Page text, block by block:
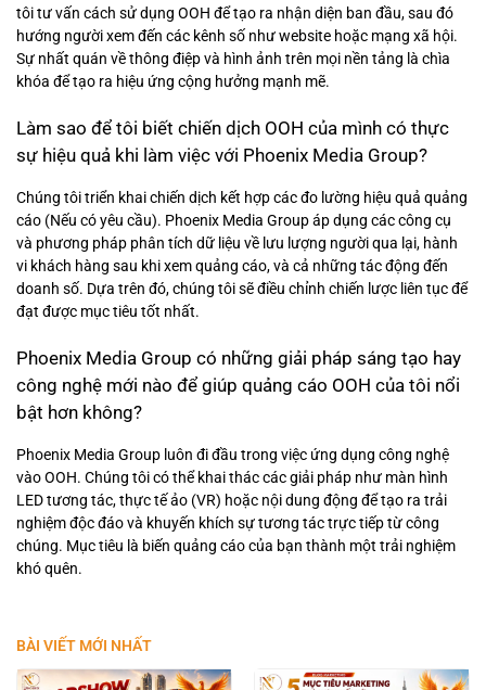
tôi tư vấn cách sử dụng OOH để tạo ra nhận diện ban đầu, sau đó
hướng người xem đến các kênh số như website hoặc mạng xã hội.
Sự nhất quán về thông điệp và hình ảnh trên mọi nền tảng là chìa
khóa để tạo ra hiệu ứng cộng hưởng mạnh mẽ.
Làm sao để tôi biết chiến dịch OOH của mình có thực
sự hiệu quả khi làm việc với Phoenix Media Group?
Chúng tôi triển khai chiến dịch kết hợp các đo lường hiệu quả quảng
cáo (Nếu có yêu cầu). Phoenix Media Group áp dụng các công cụ
và phương pháp phân tích dữ liệu về lưu lượng người qua lại, hành
vi khách hàng sau khi xem quảng cáo, và cả những tác động đến
doanh số. Dựa trên đó, chúng tôi sẽ điều chỉnh chiến lược liên tục để
đạt được mục tiêu tốt nhất.
Phoenix Media Group có những giải pháp sáng tạo hay
công nghệ mới nào để giúp quảng cáo OOH của tôi nổi
bật hơn không?
Phoenix Media Group luôn đi đầu trong việc ứng dụng công nghệ
vào OOH. Chúng tôi có thể khai thác các giải pháp như màn hình
LED tương tác, thực tế ảo (VR) hoặc nội dung động để tạo ra trải
nghiệm độc đáo và khuyến khích sự tương tác trực tiếp từ công
chúng. Mục tiêu là biến quảng cáo của bạn thành một trải nghiệm
khó quên.
BÀI VIẾT MỚI NHẤT